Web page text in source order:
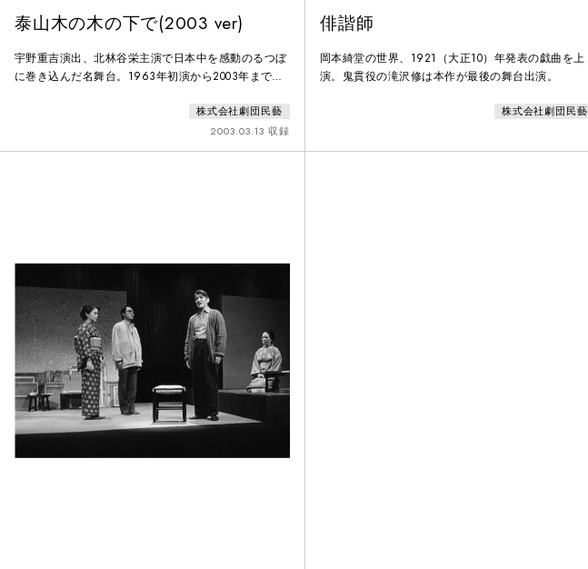
泰山木の木の下で(2003 ver)
宇野重吉演出、北林谷栄主演で日本中を感動のるつぼ
に巻き込んだ名舞台。1963年初演から2003年まで
れる小山祐士が、原爆の惨禍を庶民の目から見つめた
人間味あふれるさわやかな叙情詩劇です。瀬戸内海の
小さな島。ハナ婆さんは泰山木の木の下で質素に暮ら
株式会社劇団民藝
2003.03.13 収録
俳諧師
岡本綺堂の世界、1921（大正10）年発表の戯曲を上
演。鬼貫役の滝沢修は本作が最後の舞台出演。
株式会社劇団民藝